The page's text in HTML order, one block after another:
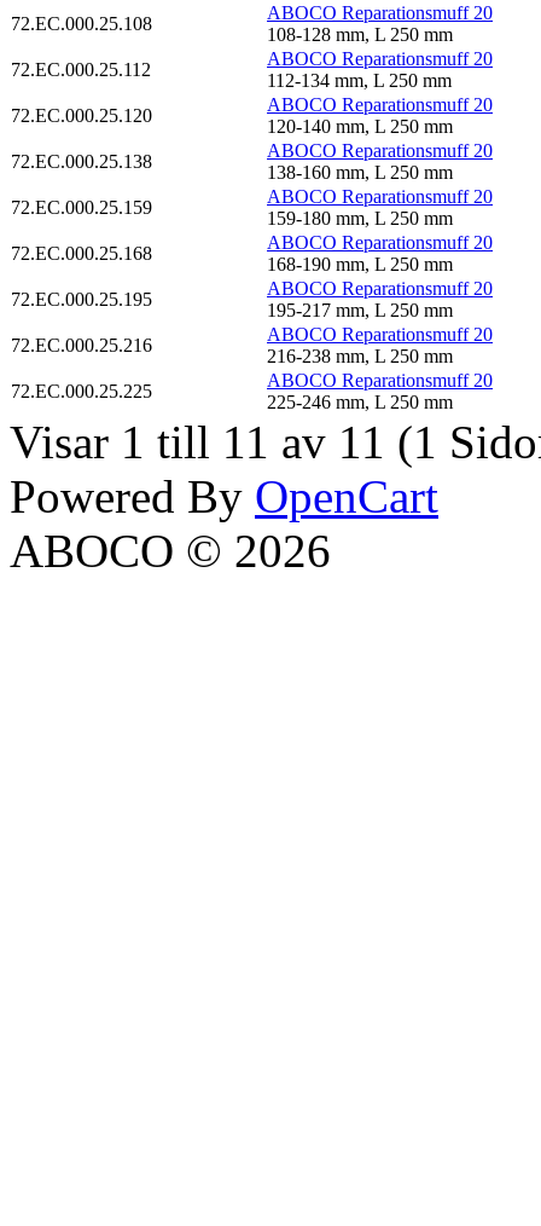
72.EC.000.25.108
ABOCO Reparationsmuff 20
108-128 mm, L 250 mm
72.EC.000.25.112
ABOCO Reparationsmuff 20
112-134 mm, L 250 mm
72.EC.000.25.120
ABOCO Reparationsmuff 20
120-140 mm, L 250 mm
72.EC.000.25.138
ABOCO Reparationsmuff 20
138-160 mm, L 250 mm
72.EC.000.25.159
ABOCO Reparationsmuff 20
159-180 mm, L 250 mm
72.EC.000.25.168
ABOCO Reparationsmuff 20
168-190 mm, L 250 mm
72.EC.000.25.195
ABOCO Reparationsmuff 20
195-217 mm, L 250 mm
72.EC.000.25.216
ABOCO Reparationsmuff 20
216-238 mm, L 250 mm
72.EC.000.25.225
ABOCO Reparationsmuff 20
225-246 mm, L 250 mm
Visar 1 till 11 av 11 (1
Powered By OpenCart
ABOCO © 2026